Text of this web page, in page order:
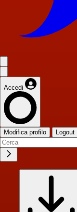
Accedi
Modifica profilo Logout